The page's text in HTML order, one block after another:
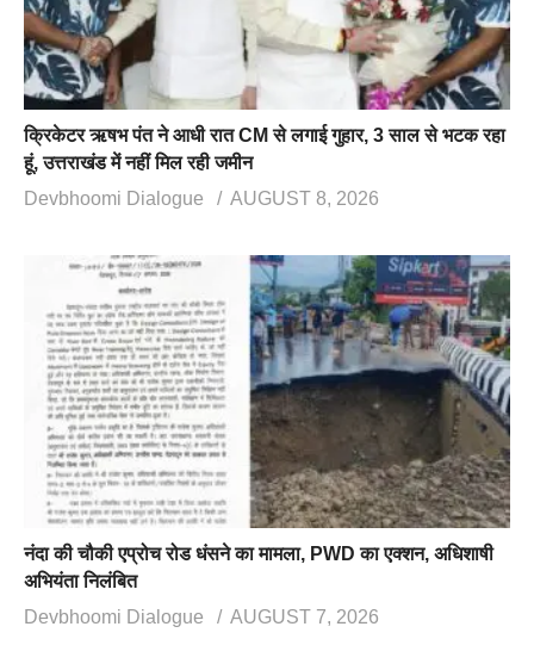
क्रिकेटर ऋषभ पंत ने आधी रात CM से लगाई गुहार, 3 साल से भटक रहा
हूं, उत्तराखंड में नहीं मिल रही जमीन
Devbhoomi Dialogue
AUGUST 8, 2026
नंदा की चौकी एप्रोच रोड धंसने का मामला, PWD का एक्शन, अधिशाषी
अभियंता निलंबित
Devbhoomi Dialogue
AUGUST 7, 2026